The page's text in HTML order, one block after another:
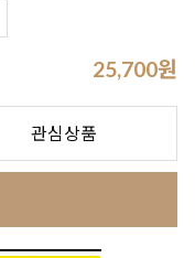
25,700원
관심상품